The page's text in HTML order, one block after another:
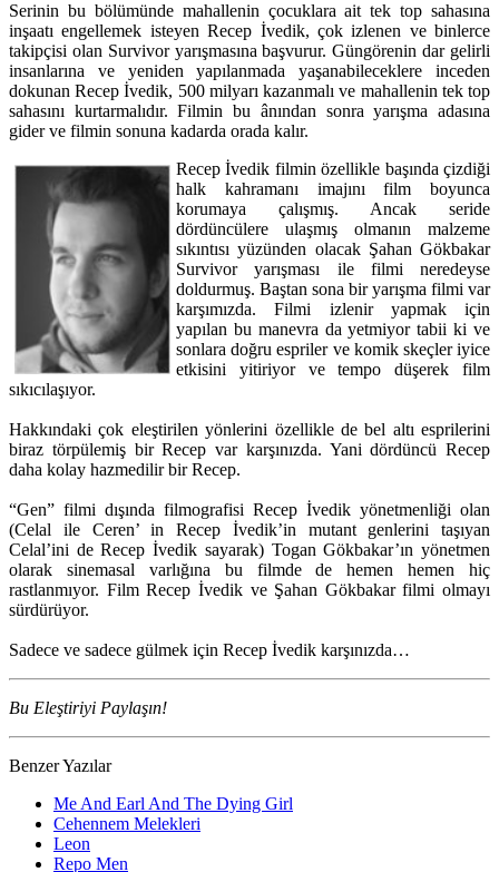
Serinin bu bölümünde mahallenin çocuklara ait tek top sahasına
inşaatı engellemek isteyen Recep İvedik, çok izlenen ve binlerce
takipçisi olan Survivor yarışmasına başvurur. Güngörenin dar gelirli
insanlarına ve yeniden yapılanmada yaşanabileceklere inceden
dokunan Recep İvedik, 500 milyarı kazanmalı ve mahallenin tek top
sahasını kurtarmalıdır. Filmin bu ânından sonra yarışma adasına
gider ve filmin sonuna kadarda orada kalır.
Recep İvedik filmin özellikle başında çizdiği
halk kahramanı imajını film boyunca
korumaya çalışmış. Ancak seride
dördüncülere ulaşmış olmanın malzeme
sıkıntısı yüzünden olacak Şahan Gökbakar
Survivor yarışması ile filmi neredeyse
doldurmuş. Baştan sona bir yarışma filmi var
karşımızda. Filmi izlenir yapmak için
yapılan bu manevra da yetmiyor tabii ki ve
sonlara doğru espriler ve komik skeçler iyice
etkisini yitiriyor ve tempo düşerek film
sıkıcılaşıyor.
Hakkındaki çok eleştirilen yönlerini özellikle de bel altı esprilerini
biraz törpülemiş bir Recep var karşınızda. Yani dördüncü Recep
daha kolay hazmedilir bir Recep.
“Gen” filmi dışında filmografisi Recep İvedik yönetmenliği olan
(Celal ile Ceren’ in Recep İvedik’in mutant genlerini taşıyan
Celal’ini de Recep İvedik sayarak) Togan Gökbakar’ın yönetmen
olarak sinemasal varlığına bu filmde de hemen hemen hiç
rastlanmıyor. Film Recep İvedik ve Şahan Gökbakar filmi olmayı
sürdürüyor.
Sadece ve sadece gülmek için Recep İvedik karşınızda…
Bu Eleştiriyi Paylaşın!
Benzer Yazılar
Me And Earl And The Dying Girl
Cehennem Melekleri
Leon
Repo Men